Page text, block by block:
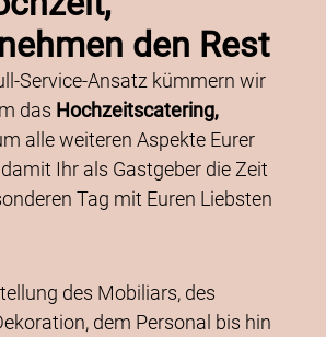
den Rest
Service-Ansatz kümmern wir
das Hochzeitscatering,
alle weiteren Aspekte Eurer
Ihr als Gastgeber die Zeit
Tag mit Euren Liebsten
des Mobiliars, des
dem Personal bis hin